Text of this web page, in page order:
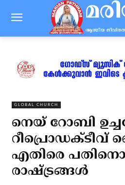
GLOBAL CHURCH
നെയ് റോബി
റീപ്രൊഡക്ടീവ്
എതിരെ
രാഷ്ട്രങ്ങള്‍